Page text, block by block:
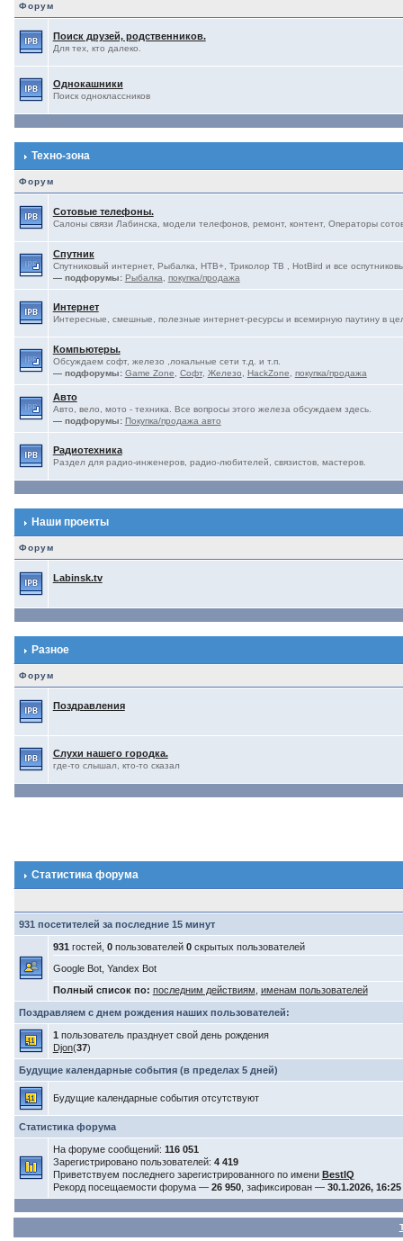
Форум
Поиск друзей, родственников.
Для тех, кто далеко.
Однокашники
Поиск одноклассников
Техно-зона
Форум
Сотовые телефоны.
Салоны связи Лабинска, модели телефонов, ремонт, контент, Операторы
Спутник
Спутниковый интернет, Рыбалка, НТВ+, Триколор ТВ , HotBird и все
— подфорумы: Рыбалка покупка/продажа
Интернет
Интересные, смешные, полезные интернет-ресурсы и всемирную паутину в
Компьютеры.
Обсуждаем софт, железо ,локальные сети т.д. и т.п.
— подфорумы: Game Zone Софт, Железо HackZone покупка/продажа
Авто
Авто, вело, мото - техника. Все вопросы этого железа обсуждаем здесь.
— подфорумы: Покупка/продажа авто
Радиотехника
Раздел для радио-инженеров, радио-любителей, связистов, мастеров.
Наши проекты
Форум
Labinsk.tv
Разное
Форум
Поздравления
Слухи нашего городка.
где-то слышал, кто-то сказал
Статистика форума
931 посетителей за последние 15 минут
931 гостей, 0пользователей 0скрытых пользователей
Google Bot, Yandex Bot
Полный список по: последним действиям именам пользователей
Поздравляем с днем рождения наших пользователей:
1 пользователь празднует свой день рождения
Djon(37)
Будущие календарные события (в пределах 5 дней)
Будущие календарные события отсутствуют
Статистика форума
На форуме сообщений: 116 051
Зарегистрировано пользователей: 4 419
Приветствуем последнего зарегистрированного по имени BestIQ
Рекорд посещаемости форума — 26 950, зафиксирован — 30.1.2026, 16:25